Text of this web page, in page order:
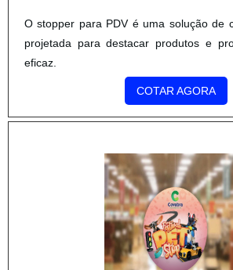
O stopper para PDV é uma solução de
projetada para destacar produtos e
eficaz.
COTAR AGORA